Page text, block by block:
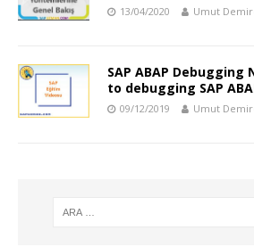
13/04/2020 Umut
SAP ABAP Debugging
to debugging SAP
09/12/2019 Umut